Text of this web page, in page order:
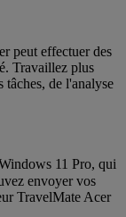
peut effectuer des
Travaillez plus
tâches, de l'analyse
11 Pro, qui
envoyer vos
TravelMate Acer